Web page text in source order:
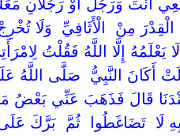
أَنْتَ وَرَجُلٌ أَوْ رَجُلَانِ
الْقِدْرَ مِنْ ‏ ‏الْأَثَافِيِّ ‏ ‏وَلَا
يَعْلَمُهُ إِلَّا اللَّهُ فَقُلْتُ
أَكَانَ النَّبِيُّ ‏ ‏صَلَّى
قَالَ فَذَهَبَ عَنِّي بَعْضُ
لَا ‏ ‏تَضَاغَطُوا ‏ ‏ثُمَّ ‏ ‏بَرَّكَ عَلَى